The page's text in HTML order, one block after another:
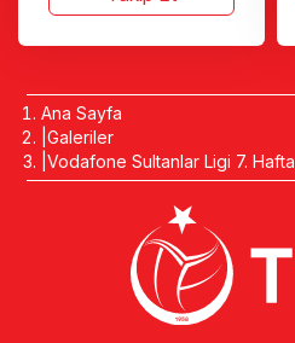
Ana Sayfa
Galeriler
Vodafone Sultanlar Ligi 7. Hafta